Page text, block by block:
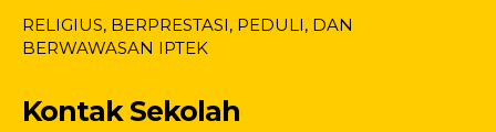
RELIGIUS, BERPRESTASI, PEDULI, DAN
BERWAWASAN IPTEK
Kontak Sekolah